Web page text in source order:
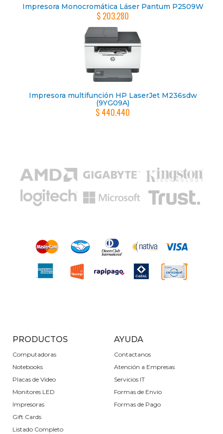
Impresora Monocromática Láser Pantum P2509W
$ 203.280
Impresora multifunción HP LaserJet M236sdw
(9YG09A)
$ 440.440
PRODUCTOS
Computadoras
Notebooks
Placas de Video
Monitores LED
Impresoras
Gift Cards
Listado Completo
AYUDA
Contactanos
Atención a Empresas
Servicios IT
Formas de Envío
Formas de Pago